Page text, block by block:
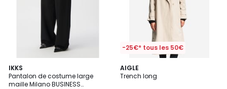
IKKS
Pantalon de costume large
maille Milano BUSINESS
2
Couleurs
-25€* tous les 50€
AIGLE
Trench long